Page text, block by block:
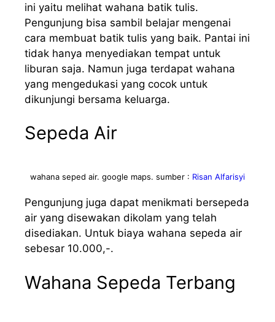
ini yaitu melihat wahana batik tulis.
Pengunjung bisa sambil belajar mengenai
cara membuat batik tulis yang baik. Pantai ini
tidak hanya menyediakan tempat untuk
liburan saja. Namun juga terdapat wahana
yang mengedukasi yang cocok untuk
dikunjungi bersama keluarga.
Sepeda Air
wahana seped air. google maps. sumber : Risan Alfarisyi
Pengunjung juga dapat menikmati bersepeda
air yang disewakan dikolam yang telah
disediakan. Untuk biaya wahana sepeda air
sebesar 10.000,-.
Wahana Sepeda Terbang